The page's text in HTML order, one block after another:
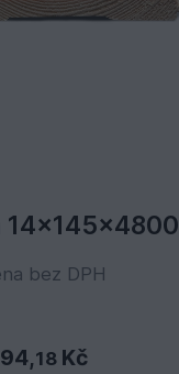
14x145x4800
bez DPH
18Kč